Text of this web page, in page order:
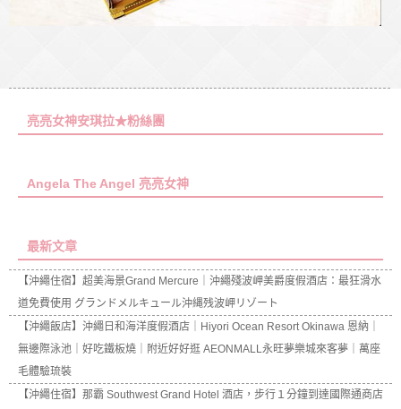
亮亮女神安琪拉★粉絲團
Angela The Angel 亮亮女神
最新文章
【沖繩住宿】超美海景Grand Mercure｜沖繩殘波岬美爵度假酒店：最狂滑水
道免費使用 グランドメルキュール沖縄残波岬リゾート
【沖繩飯店】沖繩日和海洋度假酒店｜Hiyori Ocean Resort Okinawa 恩納｜
無邊際泳池｜好吃鐵板燒｜附近好好逛 AEONMALL永旺夢樂城來客夢｜萬座
毛體驗琉裝
【沖繩住宿】那霸 Southwest Grand Hotel 酒店，步行１分鐘到達國際通商店